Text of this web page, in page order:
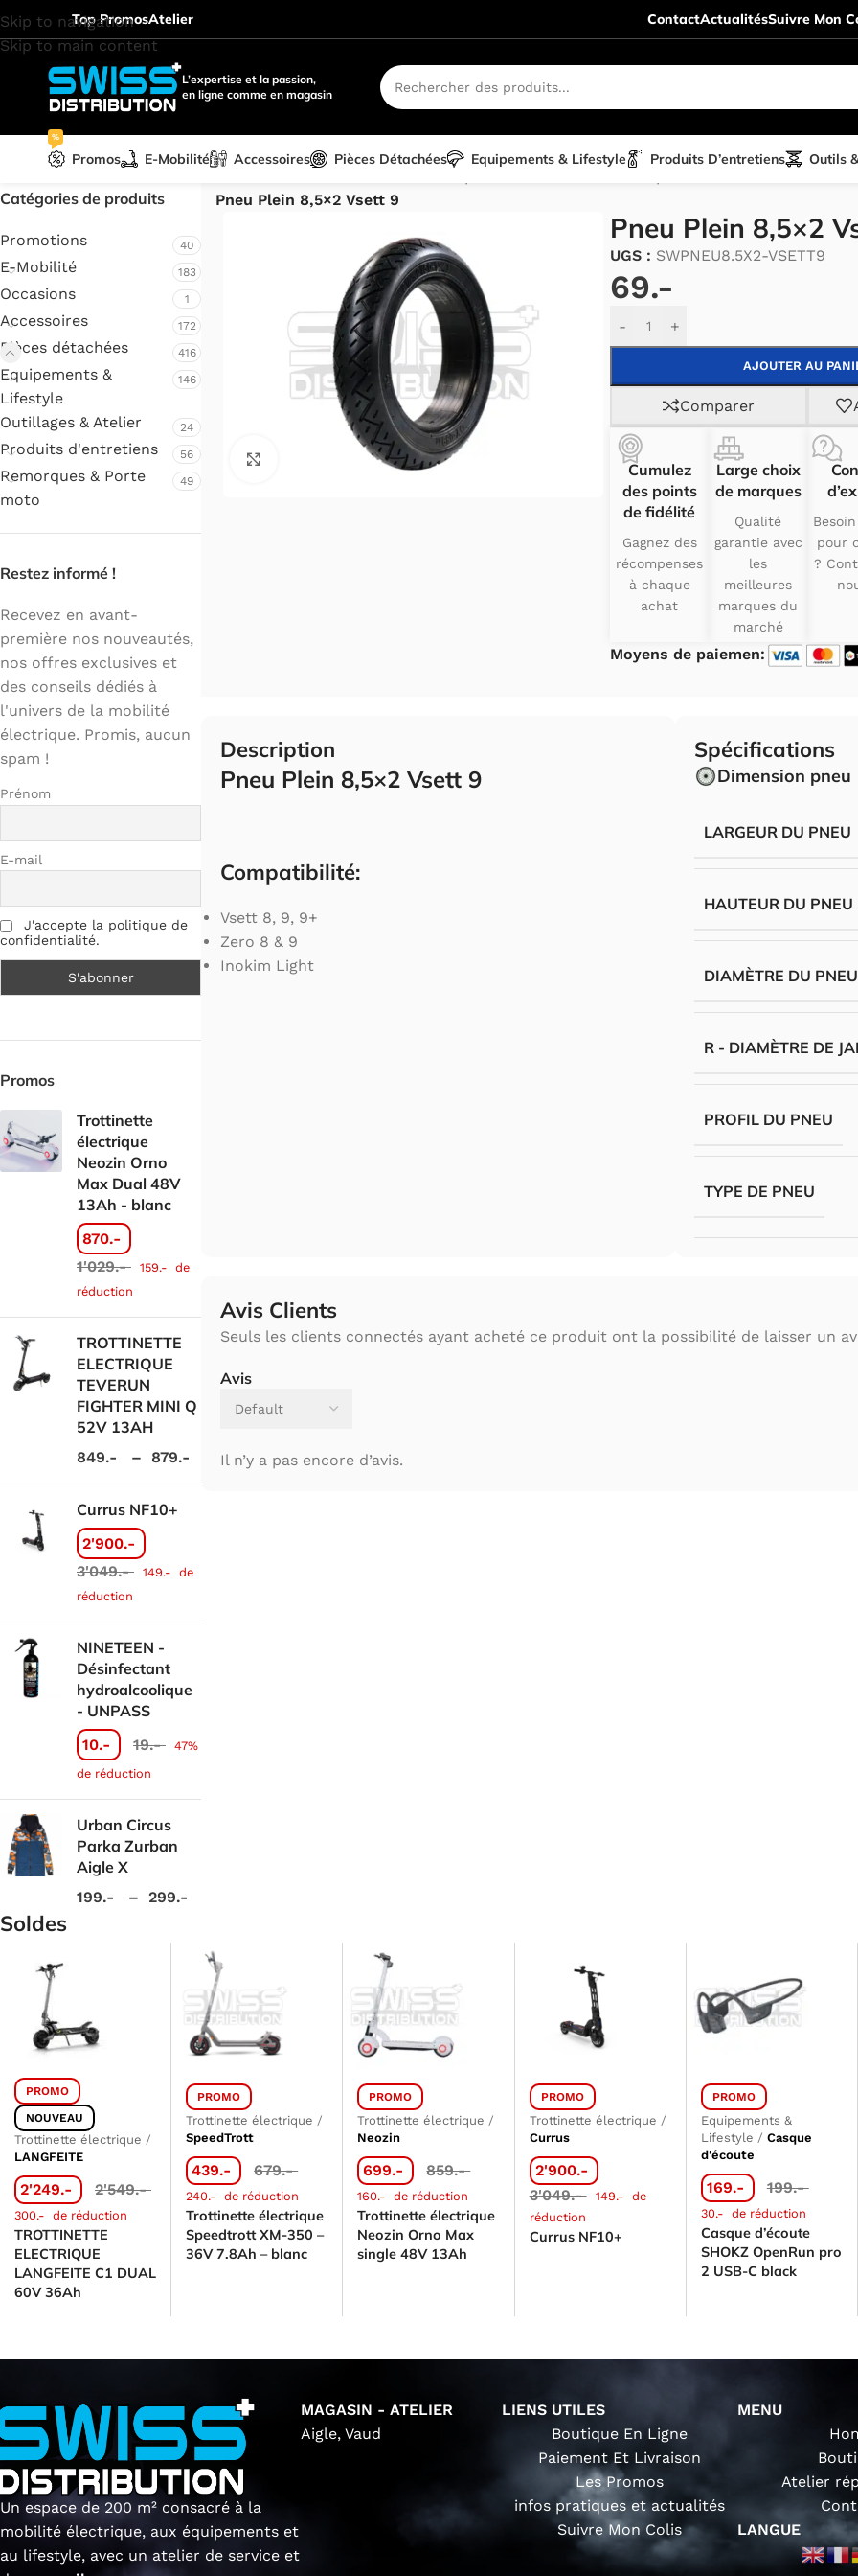
Skip to navigation
Skip to main content
Top PromosAtelier ContactActualitésSuivre Mon
L’expertise et la passion,
en ligne comme en magasin
Promos
%
E-Mobilité Accessoires Pièces Détachées Equipements & Lifestyle Produits D’entretiens Outils
Catégories de produits
Promotions 40
E-Mobilité 183
Occasions 1
Accessoires 172
Pièces détachées 416
Equipements &
Lifestyle
146
Outillages & Atelier 24
Produits d'entretiens 56
Remorques & Porte
moto
49
Restez informé !
Recevez en avant-
première nos nouveautés,
nos offres exclusives et
des conseils dédiés à
l'univers de la mobilité
électrique. Promis, aucun
spam !
Prénom
E-mail
J'accepte la politique de
confidentialité.
Promos
Trottinette
électrique
Neozin Orno
Max Dual 48V
13Ah - blanc
870.-
1'029.- 159.- de
réduction
TROTTINETTE
ELECTRIQUE
TEVERUN
FIGHTER MINI Q
52V 13AH
849.- – 879.-
Currus NF10+
2'900.-
3'049.- 149.- de
réduction
NINETEEN -
Désinfectant
hydroalcoolique
- UNPASS
10.- 19.- 47%
de réduction
Urban Circus
Parka Zurban
Aigle X
199.- – 299.-
Pneu Plein 8,5×2 Vsett 9
Cliquez pour agrandir.
Pneu Plein 8,5×2
UGS : SWPNEU8.5X2-VSETT9
69.-
- +
AJOUTER AU
Alternative:
Comparer
Cumulez
des points
de fidélité
Gagnez des
récompenses
à chaque
achat
Large choix
de marques
Qualité
garantie avec
les
meilleures
marques du
marché
pour
?
Moyens de paiemen:
Description
Pneu Plein 8,5×2 Vsett 9
Compatibilité:
Vsett 8, 9, 9+
Zero 8 & 9
Inokim Light
Spécifications
Dimension pneu
LARGEUR DU PNEU
HAUTEUR DU PNEU
DIAMÈTRE DU PNEU
R - DIAMÈTRE DE
PROFIL DU PNEU
TYPE DE PNEU
Avis Clients
Avis
Il n’y a pas encore d’avis.
Seuls les clients connectés ayant acheté ce produit ont la possibilité de laisser un
Soldes
PROMO
NOUVEAU
Trottinette électrique /
LANGFEITE
2'249.- 2'549.-
300.- de réduction
TROTTINETTE
ELECTRIQUE
LANGFEITE C1 DUAL
60V 36Ah
PROMO
Trottinette électrique /
SpeedTrott
439.- 679.-
240.- de réduction
Trottinette électrique
Speedtrott XM-350 –
36V 7.8Ah – blanc
PROMO
Trottinette électrique /
Neozin
699.- 859.-
160.- de réduction
Trottinette électrique
Neozin Orno Max
single 48V 13Ah
PROMO
Trottinette électrique /
Currus
2'900.-
3'049.-
149.- de
réduction
Currus NF10+
PROMO
Equipements &
Lifestyle / Casque
d'écoute
169.- 199.-
30.- de réduction
Casque d’écoute
SHOKZ OpenRun pro
2 USB-C black
Un espace de 200 m² consacré à la
mobilité électrique, aux équipements et
au lifestyle, avec un atelier de service et
MAGASIN - ATELIER
Aigle, Vaud
LIENS UTILES
Boutique En Ligne
Paiement Et Livraison
Les Promos
infos pratiques et actualités
Suivre Mon Colis
MENU
Atelier
LANGUE